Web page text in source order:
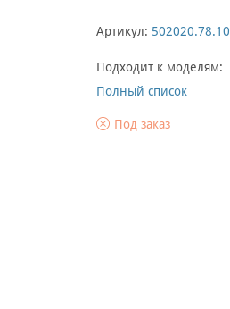
Артикул: 502020.78.10
Подходит к моделям:
Полный список
Под заказ